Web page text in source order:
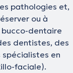
pathologies et,
ou à
bucco-dentaire
dentistes, des
en
faciale).